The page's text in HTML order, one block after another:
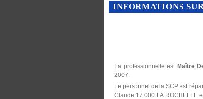
INFORMATIONS
La professionnelle est Maître
2007.
Le personnel de la SCP est
Claude 17 000 LA ROCHELLE